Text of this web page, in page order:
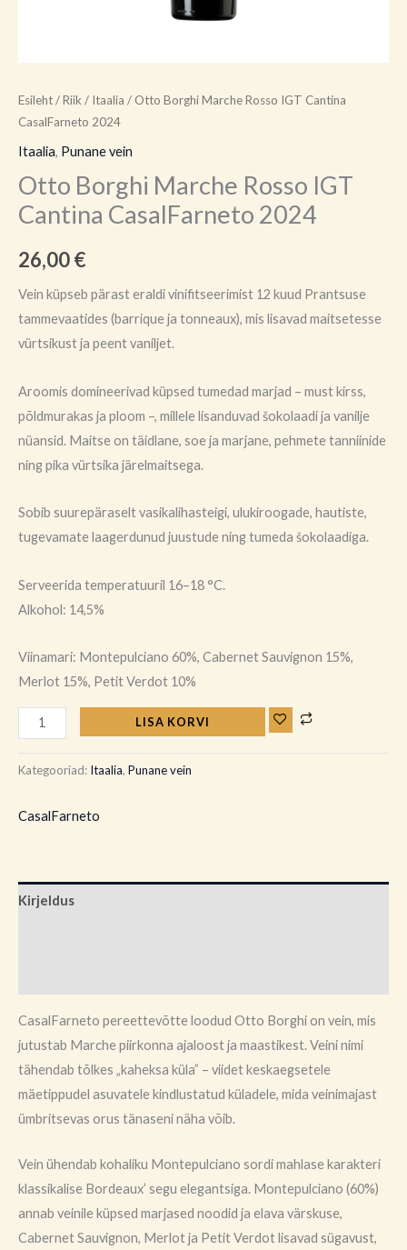
Esileht/Riik / Itaalia / Otto Borghi Marche Rosso IGT Cantina
CasalFarneto 2024
Itaalia, Punane vein
Otto Borghi Marche Rosso IGT
Cantina CasalFarneto 2024
26,00€
Vein küpseb pärast eraldi vinifitseerimist 12 kuud Prantsuse
tammevaatides (barrique ja tonneaux), mis lisavad maitsetesse
vürtsikust ja peent vaniljet.
Aroomis domineerivad küpsed tumedad marjad – must kirss,
põldmurakas ja ploom –, millele lisanduvad šokolaadi ja vanilje
nüansid. Maitse on täidlane, soe ja marjane, pehmete tanniinide
ning pika vürtsika järelmaitsega.
Sobib suurepäraselt vasikalihasteigi, ulukiroogade, hautiste,
tugevamate laagerdunud juustude ning tumeda šokolaadiga.
Serveerida temperatuuril 16–18 °C.
Alkohol: 14,5%
Viinamari: Montepulciano 60%, Cabernet Sauvignon 15%,
Merlot 15%, Petit Verdot 10%
LISA KORVI
Kategooriad: Itaalia, Punane vein
CasalFarneto
Kirjeldus
CasalFarneto pereettevõtte loodud Otto Borghi on vein, mis
jutustab Marche piirkonna ajaloost ja maastikest. Veini nimi
tähendab tõlkes „kaheksa küla” – viidet keskaegsetele
mäetippudel asuvatele kindlustatud küladele, mida veinimajast
ümbritsevas orus tänaseni näha võib.
Vein ühendab kohaliku Montepulciano sordi mahlase karakteri
klassikalise Bordeaux’ segu elegantsiga. Montepulciano (60%)
annab veinile küpsed marjased noodid ja elava värskuse,
Cabernet Sauvignon, Merlot ja Petit Verdot lisavad sügavust,